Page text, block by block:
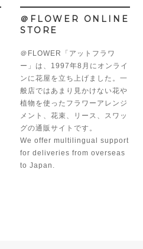
＠FLOWER ONLINE
STORE
＠FLOWER「アットフラワ
ー」は、1997年8月にオンライ
ンに花屋を立ち上げました。一
般店ではあまり見かけない花や
植物を使ったフラワーアレンジ
メント、花束、リース、スワッ
グの通販サイトです。
We offer multilingual support
for deliveries from overseas
to Japan.